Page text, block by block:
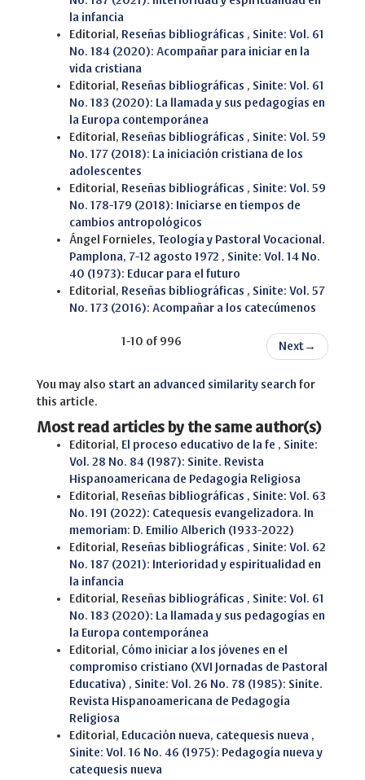
la infancia
Editorial, Reseñas bibliográficas , Sinite: Vol. 61
No. 184 (2020): Acompañar para iniciar en la
vida cristiana
Editorial, Reseñas bibliográficas , Sinite: Vol. 61
No. 183 (2020): La llamada y sus pedagogías en
la Europa contemporánea
Editorial, Reseñas bibliográficas , Sinite: Vol. 59
No. 177 (2018): La iniciación cristiana de los
adolescentes
Editorial, Reseñas bibliográficas , Sinite: Vol. 59
No. 178-179 (2018): Iniciarse en tiempos de
cambios antropológicos
Ángel Fornieles, Teología y Pastoral Vocacional.
Pamplona, 7-12 agosto 1972 , Sinite: Vol. 14 No.
40 (1973): Educar para el futuro
Editorial, Reseñas bibliográficas , Sinite: Vol. 57
No. 173 (2016): Acompañar a los catecúmenos
1-10 of 996 Next →
You may also start an advanced similarity search for
this article.
Most read articles by the same author(s)
Editorial, El proceso educativo de la fe , Sinite:
Vol. 28 No. 84 (1987): Sinite. Revista
Hispanoamericana de Pedagogía Religiosa
Editorial, Reseñas bibliográficas , Sinite: Vol. 63
No. 191 (2022): Catequesis evangelizadora. In
memoriam: D. Emilio Alberich (1933-2022)
Editorial, Reseñas bibliográficas , Sinite: Vol. 62
No. 187 (2021): Interioridad y espiritualidad en
la infancia
Editorial, Reseñas bibliográficas , Sinite: Vol. 61
No. 183 (2020): La llamada y sus pedagogías en
la Europa contemporánea
Editorial, Cómo iniciar a los jóvenes en el
compromiso cristiano (XVI Jornadas de Pastoral
Educativa) , Sinite: Vol. 26 No. 78 (1985): Sinite.
Revista Hispanoamericana de Pedagogía
Religiosa
Editorial, Educación nueva, catequesis nueva ,
Sinite: Vol. 16 No. 46 (1975): Pedagogía nueva y
catequesis nueva